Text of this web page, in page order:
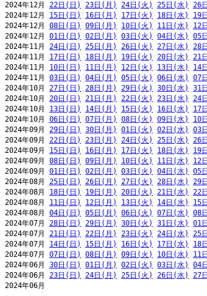
2024年12月 22日(日) 23日(月) 24日(火) 25日(水) 26
2024年12月 15日(日) 16日(月) 17日(火) 18日(水) 19
2024年12月 08日(日) 09日(月) 10日(火) 11日(水) 12
2024年12月 01日(日) 02日(月) 03日(火) 04日(水) 05
2024年11月 24日(日) 25日(月) 26日(火) 27日(水) 28
2024年11月 17日(日) 18日(月) 19日(火) 20日(水) 21
2024年11月 10日(日) 11日(月) 12日(火) 13日(水) 14
2024年11月 03日(日) 04日(月) 05日(火) 06日(水) 07
2024年10月 27日(日) 28日(月) 29日(火) 30日(水) 31
2024年10月 20日(日) 21日(月) 22日(火) 23日(水) 24
2024年10月 13日(日) 14日(月) 15日(火) 16日(水) 17
2024年10月 06日(日) 07日(月) 08日(火) 09日(水) 10
2024年09月 29日(日) 30日(月) 01日(火) 02日(水) 03
2024年09月 22日(日) 23日(月) 24日(火) 25日(水) 26
2024年09月 15日(日) 16日(月) 17日(火) 18日(水) 19
2024年09月 08日(日) 09日(月) 10日(火) 11日(水) 12
2024年09月 01日(日) 02日(月) 03日(火) 04日(水) 05
2024年08月 25日(日) 26日(月) 27日(火) 28日(水) 29
2024年08月 18日(日) 19日(月) 20日(火) 21日(水) 22
2024年08月 11日(日) 12日(月) 13日(火) 14日(水) 15
2024年08月 04日(日) 05日(月) 06日(火) 07日(水) 08
2024年07月 28日(日) 29日(月) 30日(火) 31日(水) 01
2024年07月 21日(日) 22日(月) 23日(火) 24日(水) 25
2024年07月 14日(日) 15日(月) 16日(火) 17日(水) 18
2024年07月 07日(日) 08日(月) 09日(火) 10日(水) 11
2024年06月 30日(日) 01日(月) 02日(火) 03日(水) 04
2024年06月 23日(日) 24日(月) 25日(火) 26日(水) 27
2024年06